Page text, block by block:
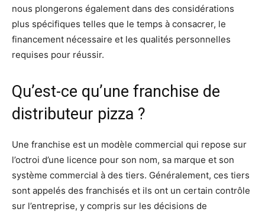
nous plongerons également dans des considérations
plus spécifiques telles que le temps à consacrer, le
financement nécessaire et les qualités personnelles
requises pour réussir.
Qu’est-ce qu’une franchise de
distributeur pizza ?
Une franchise est un modèle commercial qui repose sur
l’octroi d’une licence pour son nom, sa marque et son
système commercial à des tiers. Généralement, ces tiers
sont appelés des franchisés et ils ont un certain contrôle
sur l’entreprise, y compris sur les décisions de